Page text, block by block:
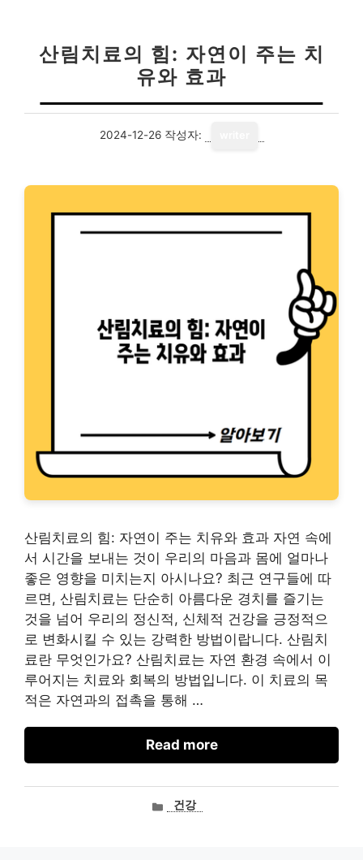
산림치료의 힘: 자연이 주는 치
유와 효과
2024-12-26 작성자:
산림치료의 힘: 자연이 주는 치유와 효과 자연 속에
서 시간을 보내는 것이 우리의 마음과 몸에 얼마나
좋은 영향을 미치는지 아시나요? 최근 연구들에 따
르면, 산림치료는 단순히 아름다운 경치를 즐기는
것을 넘어 우리의 정신적, 신체적 건강을 긍정적으
로 변화시킬 수 있는 강력한 방법이랍니다. 산림치
료란 무엇인가요? 산림치료는 자연 환경 속에서 이
루어지는 치료와 회복의 방법입니다. 이 치료의 목
적은 자연과의 접촉을 통해 …
Read more
카건강